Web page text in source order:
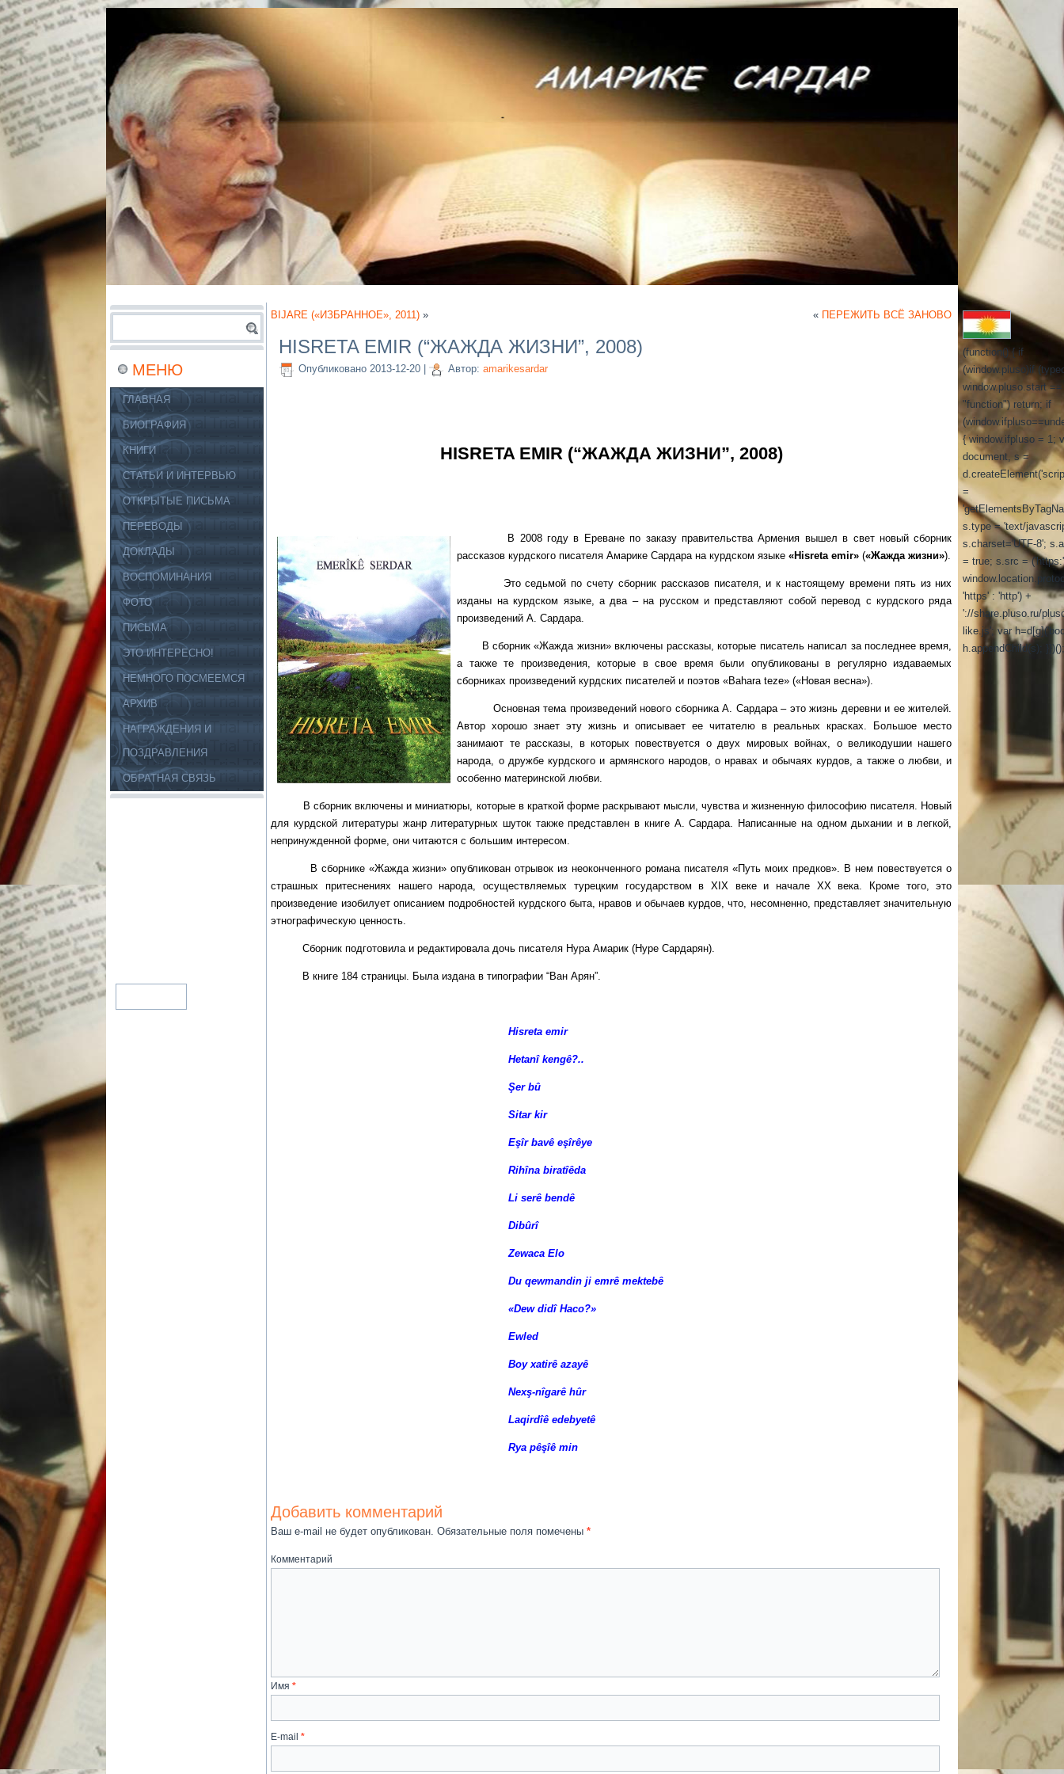
(function() { if
(window.pluso)if
window.pluso.start ==
"function") return; if
{ window.ifpluso = 1;
document, s =
=
s.type = 'text/
s.charset='UTF-8';
= true; s.src =
'https' : 'http') +
'://share.pluso.ru/
like.js'; var
h.appendChild(s);
МЕНЮ
ГЛАВНАЯ
БИОГРАФИЯ
КНИГИ
СТАТЬИ И ИНТЕРВЬЮ
ОТКРЫТЫЕ ПИСЬМА
ПЕРЕВОДЫ
ДОКЛАДЫ
ВОСПОМИНАНИЯ
ФОТО
ПИСЬМА
ЭТО ИНТЕРЕСНО!
НЕМНОГО ПОСМЕЕМСЯ
АРХИВ
НАГРАЖДЕНИЯ И
ПОЗДРАВЛЕНИЯ
ОБРАТНАЯ СВЯЗЬ
BIJARE («ИЗБРАННОЕ», 2011) » « ПЕРЕЖИТЬ ВСЁ ЗАНОВО
HISRETA EMIR (“ЖАЖДА ЖИЗНИ”, 2008)
Опубликовано 2013-12-20 | Автор: amarikesardar
HISRETA EMIR (“ЖАЖДА ЖИЗНИ”, 2008)
В 2008 году в Ереване по заказу правительства Армения вышел в свет новый сборник
рассказов курдского писателя Амарике Сардара на курдском языке«Hisreta emir» («Жажда жизни»).
Это седьмой по счету сборник рассказов писателя, и к настоящему времени пять из них
изданы на курдском языке, а два – на русском и представляют собой перевод с курдского ряда
произведений А. Сардара.
В сборник «Жажда жизни» включены рассказы, которые писатель написал за последнее время,
а также те произведения, которые в свое время были опубликованы в регулярно издаваемых
сборниках произведений курдских писателей и поэтов «Bahara teze» («Новая весна»).
Основная тема произведений нового сборника А. Сардара – это жизнь деревни и ее жителей.
Автор хорошо знает эту жизнь и описывает ее читателю в реальных красках. Большое место
занимают те рассказы, в которых повествуется о двух мировых войнах, о великодушии нашего
народа, о дружбе курдского и армянского народов, о нравах и обычаях курдов, а также о любви, и
особенно материнской любви.
В сборник включены и миниатюры, которые в краткой форме раскрывают мысли, чувства и жизненную философию писателя. Новый
для курдской литературы жанр литературных шуток также представлен в книге А. Сардара. Написанные на одном дыхании и в легкой,
непринужденной форме, они читаются с большим интересом.
В сборнике «Жажда жизни» опубликован отрывок из неоконченного романа писателя «Путь моих предков». В нем повествуется о
страшных притеснениях нашего народа, осуществляемых турецким государством в XIX веке и начале XX века. Кроме того, это
произведение изобилует описанием подробностей курдского быта, нравов и обычаев курдов, что, несомненно, представляет значительную
этнографическую ценность.
Сборник подготовила и редактировала дочь писателя Нура Амарик (Нуре Сардарян).
В книге 184 страницы. Была издана в типографии “Ван Арян”.
Hisreta emir
Hetanî kengê?..
Şer bû
Sitar kir
Eşîr bavê eşîrêye
Rihîna biratîêda
Li serê bendê
Dibûrî
Zewaca Elo
Du qewmandin ji emrê mektebê
«Dew didî Haco?»
Ewled
Boy xatirê azayê
Nexş-nîgarê hûr
Laqirdîê edebyetê
Rya pêşîê min
Добавить комментарий
Ваш e-mail не будет опубликован. Обязательные поля помечены*
Комментарий
Имя*
E-mail*